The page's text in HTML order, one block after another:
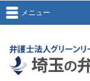
メニュー